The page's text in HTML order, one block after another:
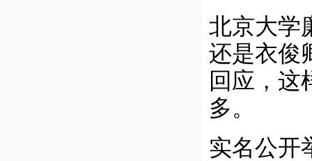
北京大学
还是衣俊
回应，这
多。
实名公